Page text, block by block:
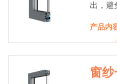
出，避
产品内
窗